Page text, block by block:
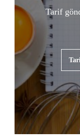
Tarif